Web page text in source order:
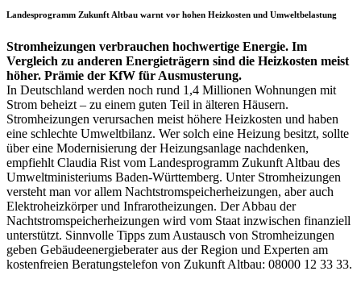
Landesprogramm Zukunft Altbau warnt vor hohen Heizkosten und Umweltbelastung
Stromheizungen verbrauchen hochwertige Energie. Im
Vergleich zu anderen Energieträgern sind die Heizkosten meist
höher. Prämie der KfW für Ausmusterung.
In Deutschland werden noch rund 1,4 Millionen Wohnungen mit
Strom beheizt – zu einem guten Teil in älteren Häusern.
Stromheizungen verursachen meist höhere Heizkosten und haben
eine schlechte Umweltbilanz. Wer solch eine Heizung besitzt, sollte
über eine Modernisierung der Heizungsanlage nachdenken,
empfiehlt Claudia Rist vom Landesprogramm Zukunft Altbau des
Umweltministeriums Baden-Württemberg. Unter Stromheizungen
versteht man vor allem Nachtstromspeicherheizungen, aber auch
Elektroheizkörper und Infrarotheizungen. Der Abbau der
Nachtstromspeicherheizungen wird vom Staat inzwischen finanziell
unterstützt. Sinnvolle Tipps zum Austausch von Stromheizungen
geben Gebäudeenergieberater aus der Region und Experten am
kostenfreien Beratungstelefon von Zukunft Altbau: 08000 12 33 33.